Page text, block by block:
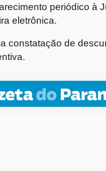
periódico à
eletrônica.
constatação de